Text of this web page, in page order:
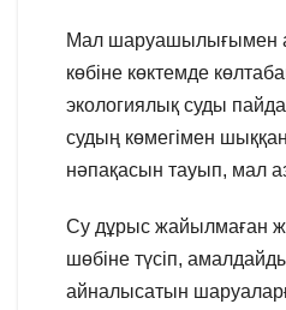
Мал шаруашылығымен
көбіне көктемде
экологиялық суды
судың көмегімен
нәпақасын тауып, мал
Су дұрыс жайылмаған
шөбіне түсіп,
айналысатын